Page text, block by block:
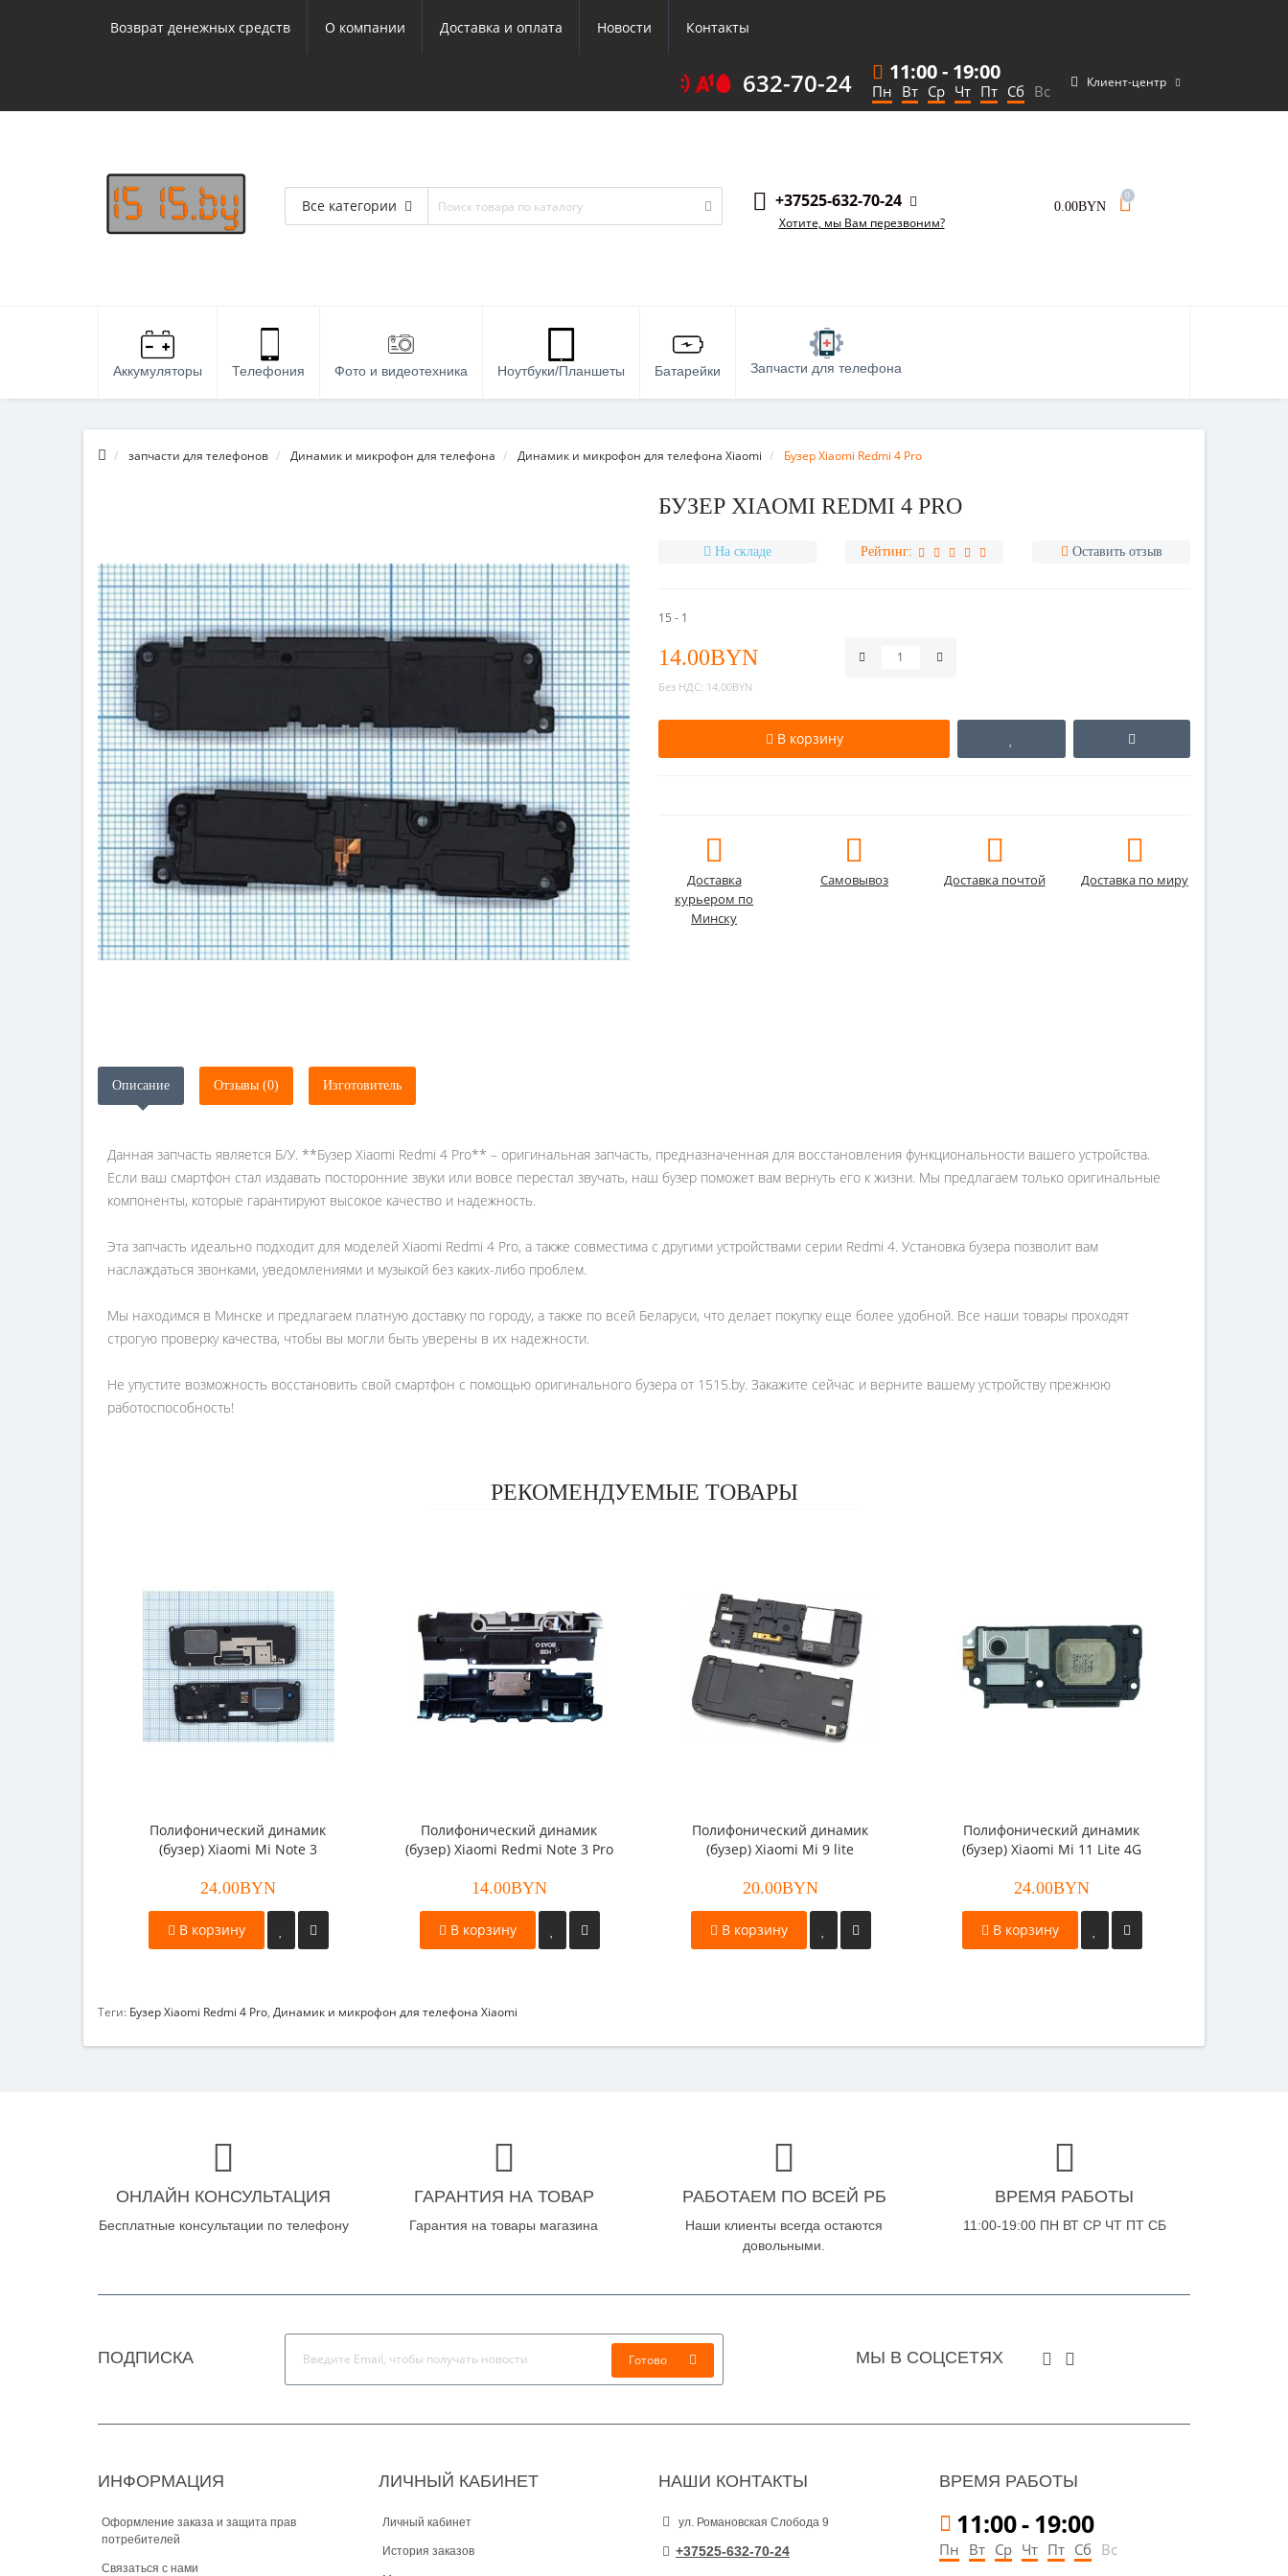
Возврат денежных средств О компании Доставка и оплата Новости Контакты
632-70-24 11:00- 19:00
Пн Вт Ср Чт Пт Сб Вс Клиент-центр
Все категории +37525-632-70-24
Хотите, мы Вам перезвоним?
0.00BYN
0
Аккумуляторы Телефония Фото и видеотехника Ноутбуки/Планшеты Батарейки Запчасти для телефона
запчасти для телефонов Динамик и микрофон для телефона Динамик и микрофон для телефона Xiaomi Бузер Xiaomi Redmi 4 Pro
БУЗЕР XIAOMI REDMI 4 PRO
На складе Рейтинг: Оставить отзыв
15 - 1
14.00BYN
Без НДС: 14.00BYN
В корзину
Доставка
курьером по
Минску
Самовывоз Доставка почтой Доставка по миру
Описание Отзывы (0) Изготовитель
Данная запчасть является Б/У. **Бузер Xiaomi Redmi 4 Pro** – оригинальная запчасть, предназначенная для восстановления функциональности вашего устройства.
Если ваш смартфон стал издавать посторонние звуки или вовсе перестал звучать, наш бузер поможет вам вернуть его к жизни. Мы предлагаем только оригинальные
компоненты, которые гарантируют высокое качество и надежность.
Эта запчасть идеально подходит для моделей Xiaomi Redmi 4 Pro, а также совместима с другими устройствами серии Redmi 4. Установка бузера позволит вам
наслаждаться звонками, уведомлениями и музыкой без каких-либо проблем.
Мы находимся в Минске и предлагаем платную доставку по городу, а также по всей Беларуси, что делает покупку еще более удобной. Все наши товары проходят
строгую проверку качества, чтобы вы могли быть уверены в их надежности.
Не упустите возможность восстановить свой смартфон с помощью оригинального бузера от 1515.by. Закажите сейчас и верните вашему устройству прежнюю
работоспособность!
РЕКОМЕНДУЕМЫЕ ТОВАРЫ
Полифонический динамик
(бузер) Xiaomi Mi Note 3
24.00BYN
В корзину
Полифонический динамик
(бузер) Xiaomi Redmi Note 3 Pro
14.00BYN
В корзину
Полифонический динамик
(бузер) Xiaomi Mi 9 lite
20.00BYN
В корзину
Полифонический динамик
(бузер) Xiaomi Mi 11 Lite 4G
24.00BYN
В корзину
Теги: Бузер Xiaomi Redmi 4 Pro, Динамик и микрофон для телефона Xiaomi
ОНЛАЙН КОНСУЛЬТАЦИЯ
Бесплатные консультации по телефону
ГАРАНТИЯ НА ТОВАР
Гарантия на товары магазина
РАБОТАЕМ ПО ВСЕЙ РБ
Наши клиенты всегда остаются
довольными.
ВРЕМЯ РАБОТЫ
11:00-19:00 ПН ВТ СР ЧТ ПТ СБ
ПОДПИСКА Готово МЫ В СОЦСЕТЯХ
ИНФОРМАЦИЯ
Оформление заказа и защита прав
потребителей
Связаться с нами
ЛИЧНЫЙ КАБИНЕТ
Личный кабинет
История заказов
НАШИ КОНТАКТЫ
ул. Романовская Слобода 9
+37525-632-70-24
ВРЕМЯ РАБОТЫ
11:00-19:00
Пн Вт Ср Чт Пт Сб Вс